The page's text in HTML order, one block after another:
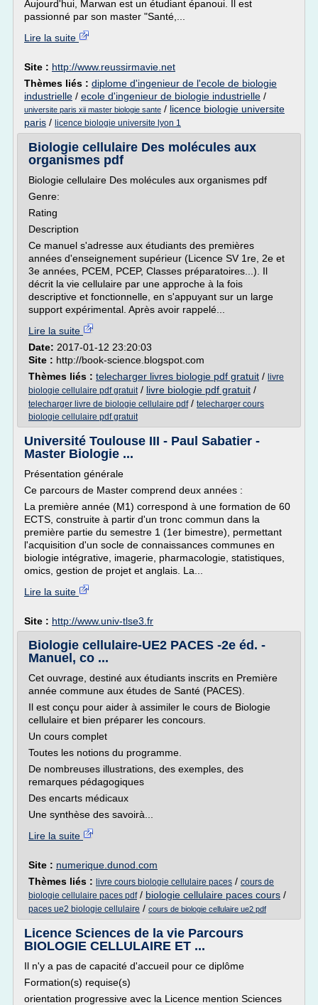
Aujourd'hui, Marwan est un étudiant épanoui. Il est
passionné par son master "Santé,...
Lire la suite
Site : http://www.reussirmavie.net
Thèmes liés : diplome d'ingenieur de l'ecole de biologie
industrielle / ecole d'ingenieur de biologie industrielle /
universite paris xii master biologie sante / licence biologie universite
paris / licence biologie universite lyon 1
Biologie cellulaire Des molécules aux
organismes pdf
Biologie cellulaire Des molécules aux organismes pdf
Genre:
Rating
Description
Ce manuel s'adresse aux étudiants des premières
années d'enseignement supérieur (Licence SV 1re, 2e et
3e années, PCEM, PCEP, Classes préparatoires...). Il
décrit la vie cellulaire par une approche à la fois
descriptive et fonctionnelle, en s'appuyant sur un large
support expérimental. Après avoir rappelé...
Lire la suite
Date: 2017-01-12 23:20:03
Site : http://book-science.blogspot.com
Thèmes liés : telecharger livres biologie pdf gratuit / livre
biologie cellulaire pdf gratuit/ livre biologie pdf gratuit /
telecharger livre de biologie cellulaire pdf/ telecharger cours
biologie cellulaire pdf gratuit
Université Toulouse III - Paul Sabatier -
Master Biologie ...
Présentation générale
Ce parcours de Master comprend deux années :
La première année (M1) correspond à une formation de 60
ECTS, construite à partir d'un tronc commun dans la
première partie du semestre 1 (1er bimestre), permettant
l'acquisition d'un socle de connaissances communes en
biologie intégrative, imagerie, pharmacologie, statistiques,
omics, gestion de projet et anglais. La...
Lire la suite
Site : http://www.univ-tlse3.fr
Biologie cellulaire-UE2 PACES -2e éd. -
Manuel, co ...
Cet ouvrage, destiné aux étudiants inscrits en Première
année commune aux études de Santé (PACES).
Il est conçu pour aider à assimiler le cours de Biologie
cellulaire et bien préparer les concours.
Un cours complet
Toutes les notions du programme.
De nombreuses illustrations, des exemples, des
remarques pédagogiques
Des encarts médicaux
Une synthèse des savoirà...
Lire la suite
Site : numerique.dunod.com
Thèmes liés : livre cours biologie cellulaire paces / cours de
biologie cellulaire paces pdf/ biologie cellulaire paces cours /
paces ue2 biologie cellulaire / cours de biologie cellulaire ue2 pdf
Licence Sciences de la vie Parcours
BIOLOGIE CELLULAIRE ET ...
Il n'y a pas de capacité d'accueil pour ce diplôme
Formation(s) requise(s)
orientation progressive avec la Licence mention Sciences